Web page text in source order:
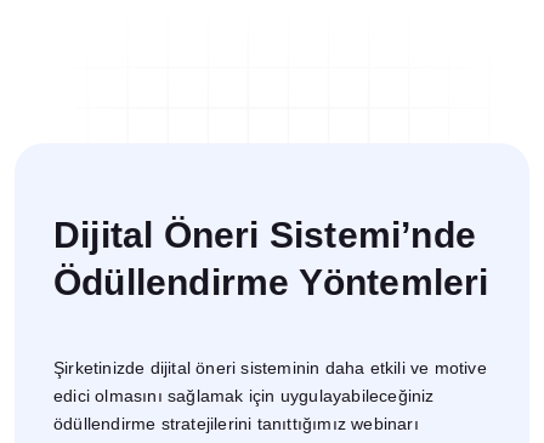
Müşteri Talep Yönetimi
Danışmanlık
Blog
Webinar
Dijital Öneri Sistemi’nde
Ödüllendirme Yöntemleri
Şirketinizde dijital öneri sisteminin daha etkili ve motive
edici olmasını sağlamak için uygulayabileceğiniz
ödüllendirme stratejilerini tanıttığımız webinarı